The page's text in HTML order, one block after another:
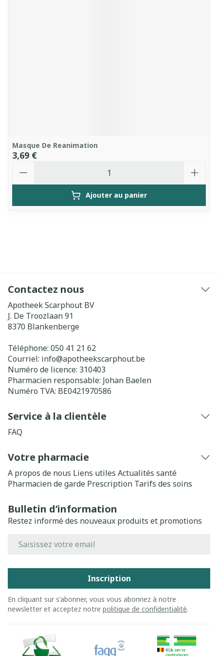
Masque De Reanimation
3,69 €
Ajouter au panier
Contactez nous
Apotheek Scarphout BV
J. De Troozlaan 91
8370 Blankenberge
Téléphone: 050 41 21 62
Courriel: info@apotheekscarphout.be
Numéro de licence: 310403
Pharmacien responsable: Johan Baelen
Numéro TVA: BE0421970586
Service à la clientèle
FAQ
Votre pharmacie
A propos de nous Liens utiles Actualités santé
Pharmacien de garde Prescription Tarifs des soins
Bulletin d’information
Restez informé des nouveaux produits et promotions
Inscription
En cliquant sur s'abonner, vous vous abonnez à notre
newsletter et acceptez notre politique de confidentialité.